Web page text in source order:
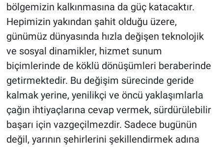
bölgemizin kalkınmasına da güç katacaktır.
Hepimizin yakından şahit olduğu üzere,
günümüz dünyasında hızla değişen teknolojik
ve sosyal dinamikler, hizmet sunum
biçimlerinde de köklü dönüşümleri beraberinde
getirmektedir. Bu değişim sürecinde geride
kalmak yerine, yenilikçi ve öncü yaklaşımlarla
çağın ihtiyaçlarına cevap vermek, sürdürülebilir
başarı için vazgeçilmezdir. Sadece bugünün
değil, yarının şehirlerini şekillendirmek adına